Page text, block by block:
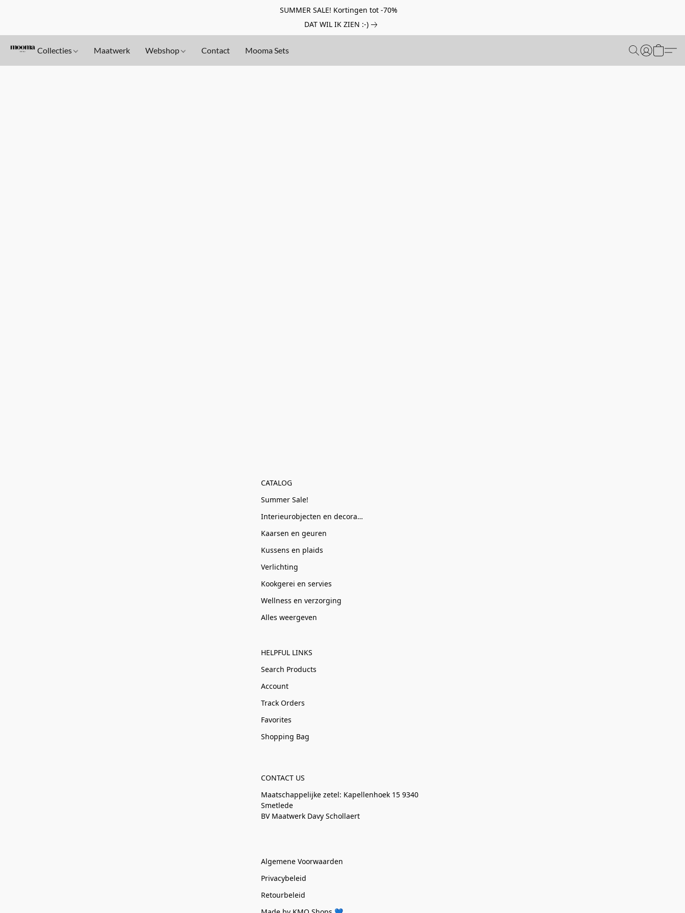
SUMMER SALE! Kortingen tot -70%
DAT WIL IK ZIEN :-)
Collecties Maatwerk Webshop Contact Mooma Sets
CATALOG
Summer Sale!
Interieurobjecten en decoratie
Kaarsen en geuren
Kussens en plaids
Verlichting
Kookgerei en servies
Wellness en verzorging
Alles weergeven
HELPFUL LINKS
Search Products
Account
Track Orders
Favorites
Shopping Bag
CONTACT US
Maatschappelijke zetel: Kapellenhoek 15 9340
Smetlede
BV Maatwerk Davy Schollaert
Algemene Voorwaarden
Privacybeleid
Retourbeleid